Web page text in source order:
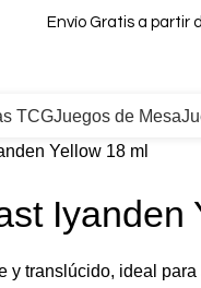
Envío Gratis a partir
TCGJuegos de Mesa
Yellow 18 ml
Iyanden
translúcido, ideal